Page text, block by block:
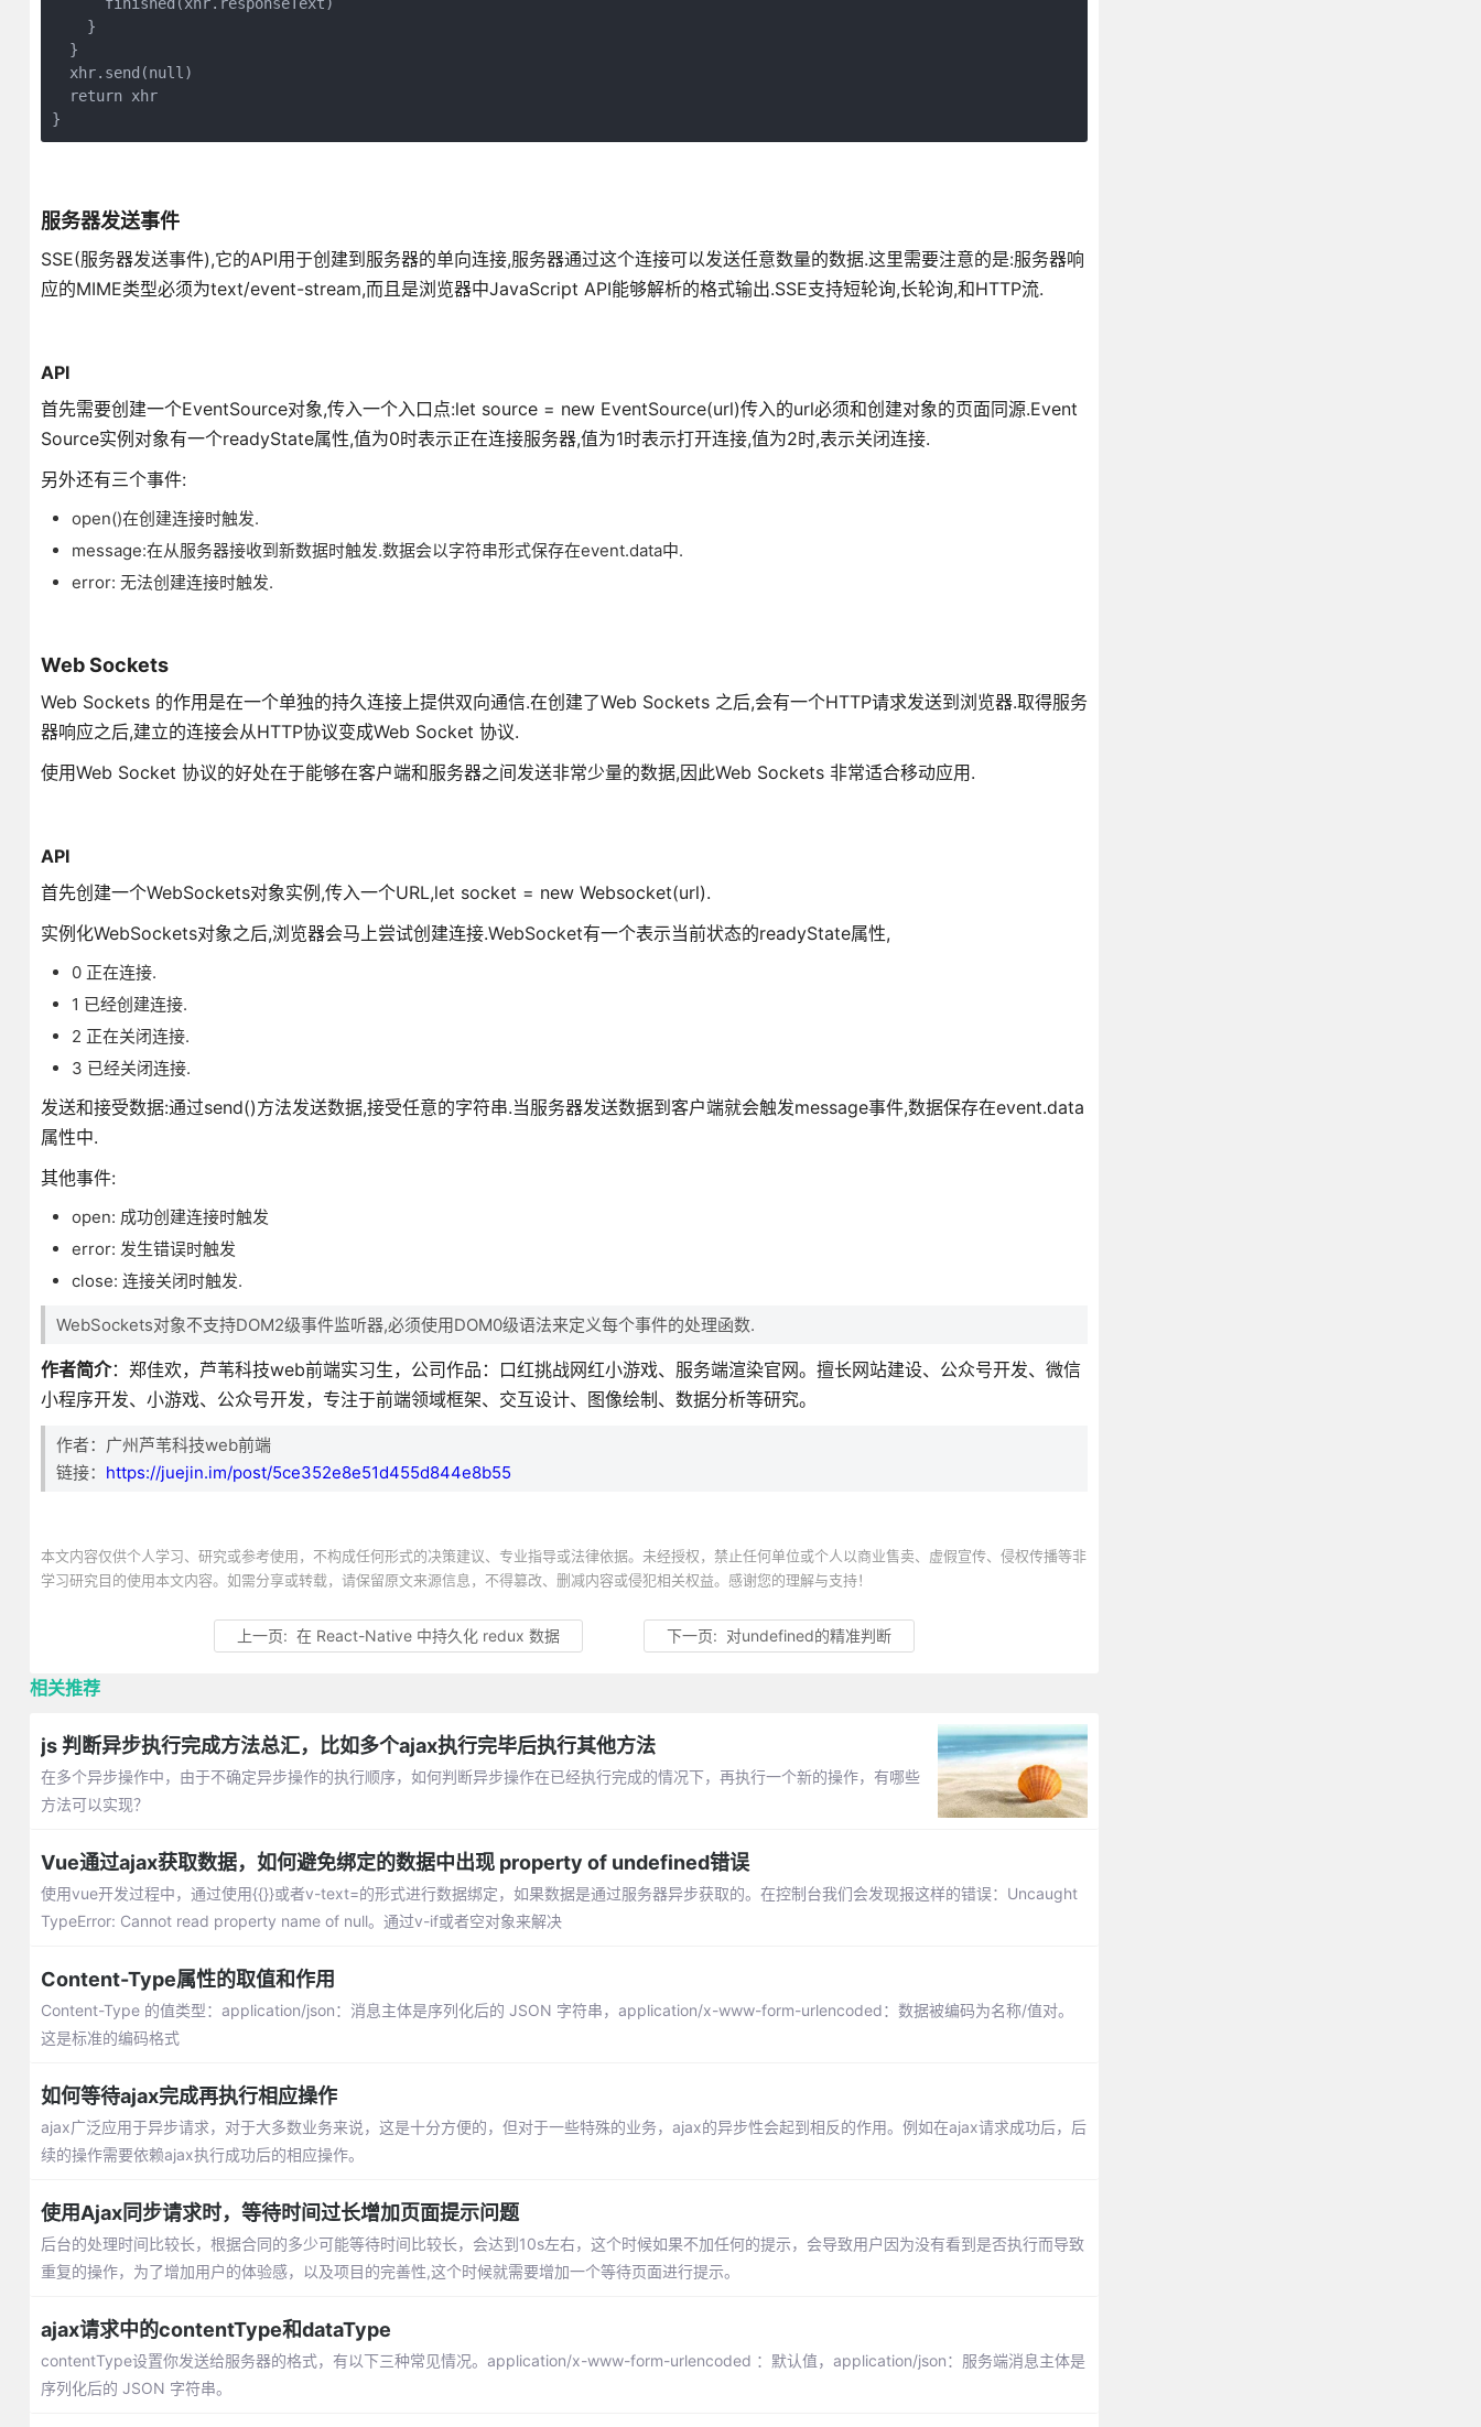
    }
  }
  xhr.send(null)
  return xhr
}
服务器发送事件
SSE(服务器发送事件),它的API用于创建到服务器的单向连接,服务器通过这个连接可以发送任意数量的数据.这里需要注意的是:服务器响
应的MIME类型必须为text/event-stream,而且是浏览器中JavaScript API能够解析的格式输出.SSE支持短轮询,长轮询,和HTTP流.
API
首先需要创建一个EventSource对象,传入一个入口点:let source = new EventSource(url)传入的url必须和创建对象的页面同源.Event
Source实例对象有一个readyState属性,值为0时表示正在连接服务器,值为1时表示打开连接,值为2时,表示关闭连接.
另外还有三个事件:
open()在创建连接时触发.
message:在从服务器接收到新数据时触发.数据会以字符串形式保存在event.data中.
error: 无法创建连接时触发.
Web Sockets
Web Sockets 的作用是在一个单独的持久连接上提供双向通信.在创建了Web Sockets 之后,会有一个HTTP请求发送到浏览器.取得服务
器响应之后,建立的连接会从HTTP协议变成Web Socket 协议.
使用Web Socket 协议的好处在于能够在客户端和服务器之间发送非常少量的数据,因此Web Sockets 非常适合移动应用.
API
首先创建一个WebSockets对象实例,传入一个URL,let socket = new Websocket(url).
实例化WebSockets对象之后,浏览器会马上尝试创建连接.WebSocket有一个表示当前状态的readyState属性,
0 正在连接.
1 已经创建连接.
2 正在关闭连接.
3 已经关闭连接.
发送和接受数据:通过send()方法发送数据,接受任意的字符串.当服务器发送数据到客户端就会触发message事件,数据保存在event.data
属性中.
其他事件:
open: 成功创建连接时触发
error: 发生错误时触发
close: 连接关闭时触发.
WebSockets对象不支持DOM2级事件监听器,必须使用DOM0级语法来定义每个事件的处理函数.
作者简介：郑佳欢，芦苇科技web前端实习生，公司作品：口红挑战网红小游戏、服务端渲染官网。擅长网站建设、公众号开发、微信
小程序开发、小游戏、公众号开发，专注于前端领域框架、交互设计、图像绘制、数据分析等研究。
作者：广州芦苇科技web前端
链接： https://juejin.im/post/5ce352e8e51d455d844e8b55
本文内容仅供个人学习、研究或参考使用，不构成任何形式的决策建议、专业指导或法律依据。未经授权，禁止任何单位或个人以商业售卖、虚假宣传、侵权传播等非
学习研究目的使用本文内容。如需分享或转载，请保留原文来源信息，不得篡改、删减内容或侵犯相关权益。感谢您的理解与支持！
上一页: 在 React-Native 中持久化 redux 数据 下一页: 对undefined的精准判断
相关推荐
js 判断异步执行完成方法总汇，比如多个ajax执行完毕后执行其他方法
在多个异步操作中，由于不确定异步操作的执行顺序，如何判断异步操作在已经执行完成的情况下，再执行一个新的操作，有哪些
方法可以实现？
Vue通过ajax获取数据，如何避免绑定的数据中出现 property of undefined错误
使用vue开发过程中，通过使用{{}}或者v-text=的形式进行数据绑定，如果数据是通过服务器异步获取的。在控制台我们会发现报这样的错误：Uncaught
TypeError: Cannot read property name of null。通过v-if或者空对象来解决
Content-Type属性的取值和作用
Content-Type 的值类型：application/json：消息主体是序列化后的 JSON 字符串，application/x-www-form-urlencoded：数据被编码为名称/值对。
这是标准的编码格式
如何等待ajax完成再执行相应操作
ajax广泛应用于异步请求，对于大多数业务来说，这是十分方便的，但对于一些特殊的业务，ajax的异步性会起到相反的作用。例如在ajax请求成功后，后
续的操作需要依赖ajax执行成功后的相应操作。
使用Ajax同步请求时，等待时间过长增加页面提示问题
后台的处理时间比较长，根据合同的多少可能等待时间比较长，会达到10s左右，这个时候如果不加任何的提示，会导致用户因为没有看到是否执行而导致
重复的操作，为了增加用户的体验感，以及项目的完善性,这个时候就需要增加一个等待页面进行提示。
ajax请求中的contentType和dataType
contentType设置你发送给服务器的格式，有以下三种常见情况。application/x-www-form-urlencoded ：默认值，application/json：服务端消息主体是
序列化后的 JSON 字符串。